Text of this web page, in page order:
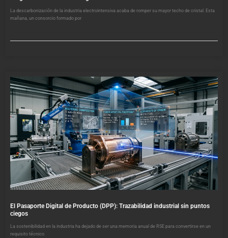
La descarbonización de la industria electrointensiva acaba de romper su mayor techo de cristal. Esta
mañana, un consorcio formado por
El Pasaporte Digital de Producto (DPP): Trazabilidad industrial sin puntos
ciegos
La sostenibilidad en la industria ha dejado de ser una memoria anual de RSE para convertirse en un
requisito técnico